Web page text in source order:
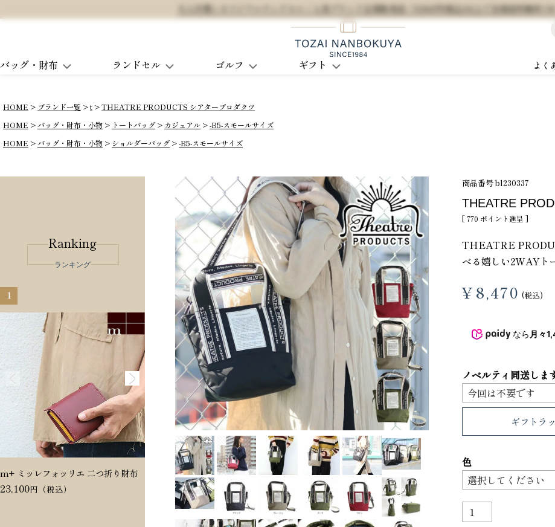
大人可愛いオリジナルランドセル / 人気ブランド正規販売店 / 5,500円(税込)以上で全国送料無料 (※
バッグ・財布 ランドセル ゴルフ ギフト よく
HOME ブランド一覧 t
THEATRE PRODUCTS シアタープロダクツ
HOME
バッグ・財布・小物 トートバッグ カジュアル
-B5-スモールサイズ
HOME
バッグ・財布・小物 ショルダーバッグ -B5-スモールサイズ
Ranking
ランキング
1
m+ ミッレフォッリエ 二つ折り財布
23,100
Dakota ヴィタミーナ 二つ折り財布
20,350
3
PORTER ポーター ウィロー ウエス
トバッグ
25,300
4
GRIMM LAB アルファ
ード巾着
商品番号bl230337
THEATRE
[770 ポイント進呈 ]
THEATRE
べる嬉しい2WAYト
¥8,470 税込
なら 月々
ノベルティ同送しま
ギフトラ
色